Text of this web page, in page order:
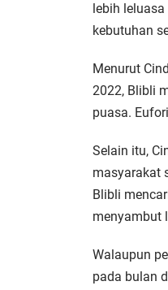
lebih leluasa
kebutuhan
Menurut
2022, Blibli
puasa.
Selain itu,
masyarakat
Blibli
menyambut
Walaupun
pada bulan